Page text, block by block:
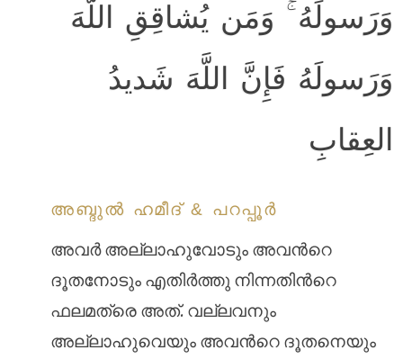
وَرَسولَهُ ۚ وَمَن يُشاقِقِ اللَّهَ
وَرَسولَهُ فَإِنَّ اللَّهَ شَديدُ
العِقابِ
അബ്ദുല്‍ ഹമീദ് & പറപ്പൂര്‍
അവര്‍ അല്ലാഹുവോടും അവന്‍റെ
ദൂതനോടും എതിര്‍ത്തു നിന്നതിന്‍റെ
ഫലമത്രെ അത്‌. വല്ലവനും
അല്ലാഹുവെയും അവന്‍റെ ദൂതനെയും